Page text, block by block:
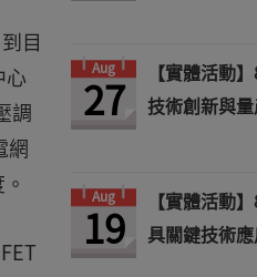
目
心
調
網
Aug
27
【實體活動
技術創新與
Aug
19
【實體活動
具關鍵技術